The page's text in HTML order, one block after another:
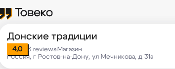
Донские традиции
4,0 3 reviews•Магазин
Россия, г Ростов-на-Дону, ул Мечникова, д 31а